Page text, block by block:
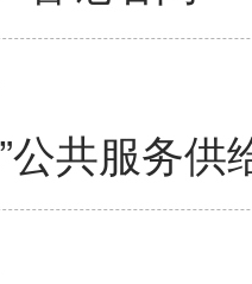
公共服务供